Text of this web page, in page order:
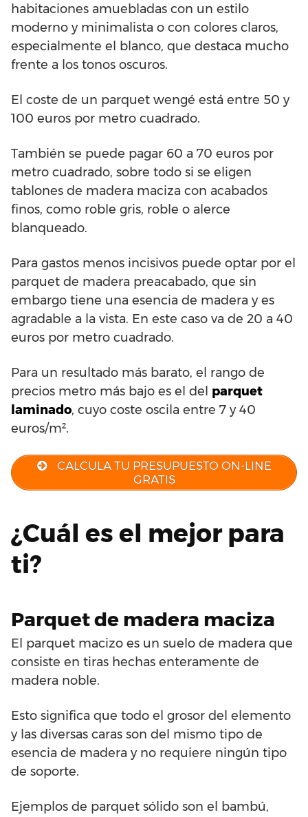
habitaciones amuebladas con un estilo
moderno y minimalista o con colores claros,
especialmente el blanco, que destaca mucho
frente a los tonos oscuros.
El coste de un parquet wengé está entre 50 y
100 euros por metro cuadrado.
También se puede pagar 60 a 70 euros por
metro cuadrado, sobre todo si se eligen
tablones de madera maciza con acabados
finos, como roble gris, roble o alerce
blanqueado.
Para gastos menos incisivos puede optar por el
parquet de madera preacabado, que sin
embargo tiene una esencia de madera y es
agradable a la vista. En este caso va de 20 a 40
euros por metro cuadrado.
Para un resultado más barato, el rango de
precios metro más bajo es el del parquet
laminado, cuyo coste oscila entre 7 y 40
euros/m².
CALCULA TU PRESUPUESTO ON-LINE
GRATIS
¿Cuál es el mejor para
ti?
Parquet de madera maciza
El parquet macizo es un suelo de madera que
consiste en tiras hechas enteramente de
madera noble.
Esto significa que todo el grosor del elemento
y las diversas caras son del mismo tipo de
esencia de madera y no requiere ningún tipo
de soporte.
Ejemplos de parquet sólido son el bambú,